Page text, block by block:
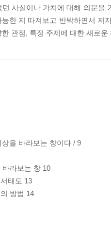
던 사실이나 가치에 대해 의문을
한 지 따져보고 반박하면서 저
한 관점, 특정 주제에 대한 새로
을 바라보는 창이다 / 9
바라보는 창 10
태도 13
방법 14